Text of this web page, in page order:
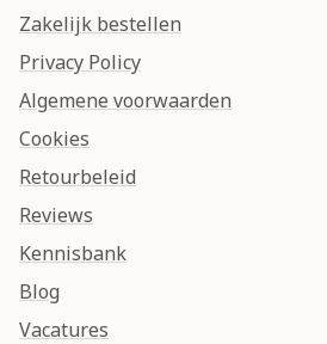
Zakelijk bestellen
Privacy Policy
Algemene voorwaarden
Cookies
Retourbeleid
Reviews
Kennisbank
Blog
Vacatures